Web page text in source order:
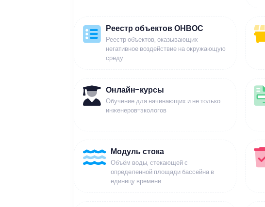
Реестр объектов ОНВОС
Реестр объектов, оказывающих
негативное воздействие на окружающую
среду
Онлайн-курсы
Обучение для начинающих и не только
инженеров-экологов
Модуль стока
Объём воды, стекающей с
определенной площади бассейна в
единицу времени